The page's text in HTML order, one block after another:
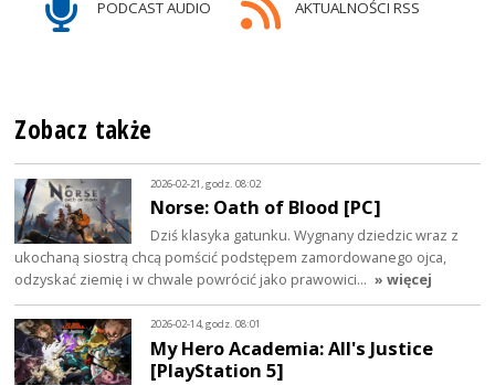
PODCAST AUDIO AKTUALNOŚCI RSS
Zobacz także
2026-02-21, godz. 08:02
Norse: Oath of Blood [PC]
Dziś klasyka gatunku. Wygnany dziedzic wraz z
ukochaną siostrą chcą pomścić podstępem zamordowanego ojca,
odzyskać ziemię i w chwale powrócić jako prawowici… » więcej
2026-02-14, godz. 08:01
My Hero Academia: All's Justice
[PlayStation 5]